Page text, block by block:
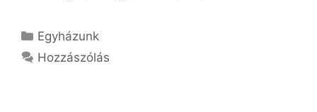
Kategória
Egyházunk
Hozzászólás